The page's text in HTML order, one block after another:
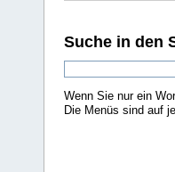
Suche in den
Wenn Sie nur ein
Die Menüs sind auf